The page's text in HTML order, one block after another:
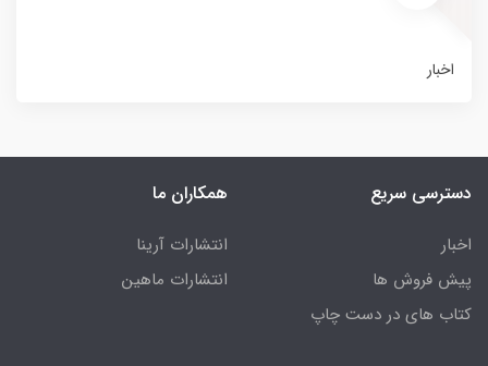
اخبار
دسترسی سریع
اخبار
پیش فروش ها
کتاب های در دست چاپ
همکاران ما
انتشارات آرینا
انتشارات ماهین